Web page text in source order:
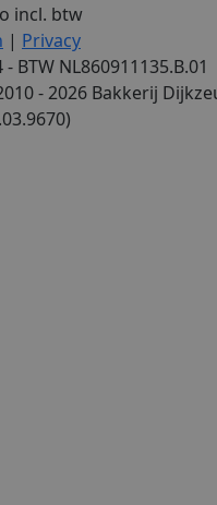
incl. btw
| Privacy
- BTW NL860911135.B.01
- 2026 Bakkerij